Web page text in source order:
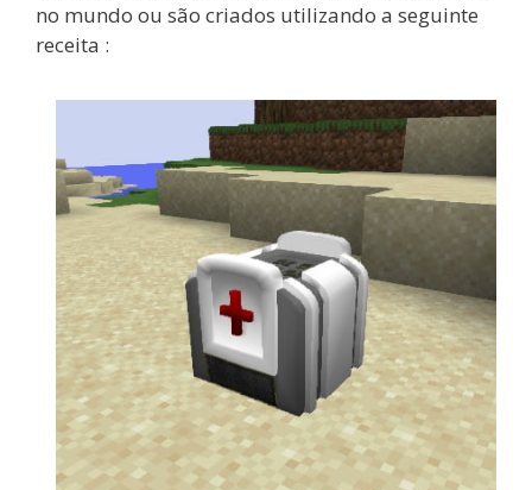
no mundo ou são criados utilizando a seguinte
receita :